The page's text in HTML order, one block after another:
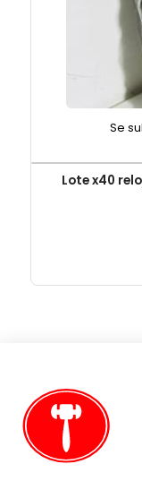
Se
Lote x40